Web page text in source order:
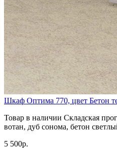
Шкаф Оптима 770, цвет Бетон
Товар в наличии Складская
вотан, дуб сонома, бетон
5 500р.